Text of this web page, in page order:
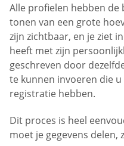
Alle profielen hebben de
tonen van een grote
zijn zichtbaar, en je ziet
heeft met zijn
geschreven door
te kunnen invoeren die
registratie hebben.
Dit proces is heel
moet je gegevens delen,